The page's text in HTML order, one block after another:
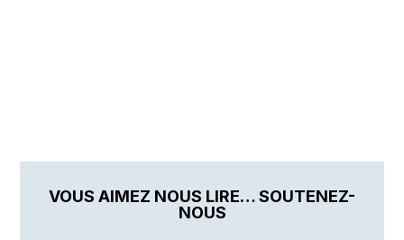
VOUS AIMEZ NOUS LIRE… SOUTENEZ-
NOUS